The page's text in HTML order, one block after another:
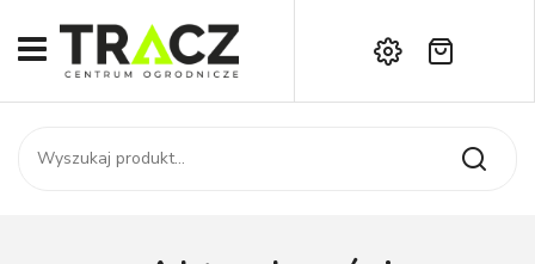
START
SKLEP
Brak produktów w koszyku.